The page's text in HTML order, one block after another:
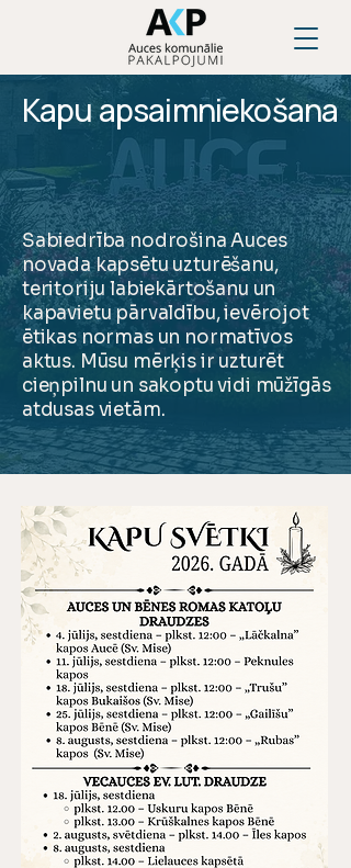
Kapu apsaimniekošana
Sabiedrība nodrošina Auces
novada kapsētu uzturēšanu,
teritoriju labiekārtošanu un
kapavietu pārvaldību, ievērojot
ētikas normas un normatīvos
aktus. Mūsu mērķis ir uzturēt
cieņpilnu un sakoptu vidi mūžīgās
atdusas vietām.